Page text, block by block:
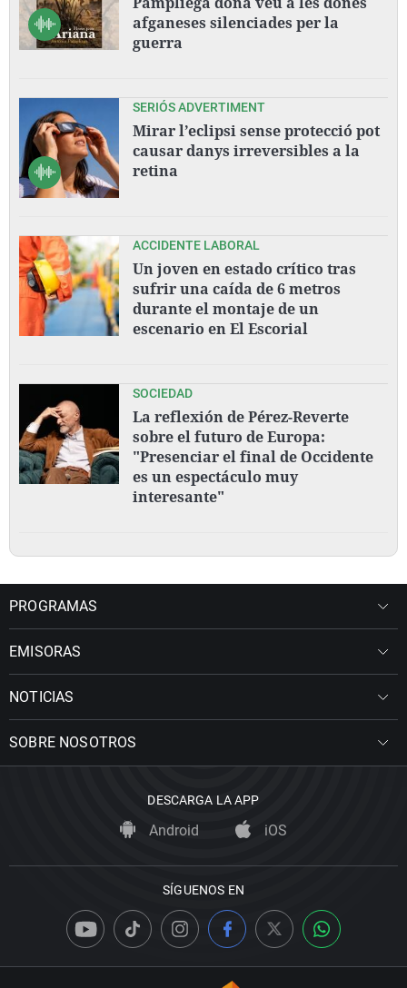
afganeses silenciades per la
guerra
SERIÓS ADVERTIMENT
Mirar l’eclipsi sense protecció pot
causar danys irreversibles a la
retina
ACCIDENTE LABORAL
Un joven en estado crítico tras
sufrir una caída de 6 metros
durante el montaje de un
escenario en El Escorial
SOCIEDAD
La reflexión de Pérez-Reverte
sobre el futuro de Europa:
"Presenciar el final de Occidente
es un espectáculo muy
interesante"
PROGRAMAS
EMISORAS
NOTICIAS
SOBRE NOSOTROS
DESCARGA LA APP
Android iOS
SÍGUENOS EN